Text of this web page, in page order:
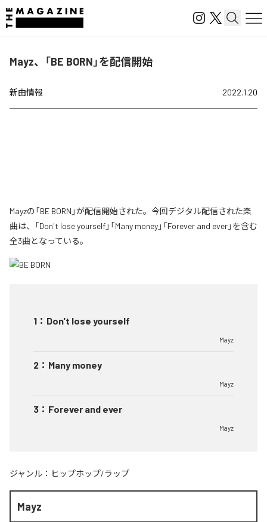
Mayz、「BE BORN」を配信開始
新曲情報 2022.1.20
Mayzの「BE BORN」が配信開始された。今回デジタル配信された楽
曲は、「Don't lose yourself」「Many money」「Forever and ever」を含む
全3曲となっている。
1 ： Don't lose yourself
Mayz
2 ： Many money
Mayz
3 ： Forever and ever
Mayz
ジャンル： ヒップホップ/ラップ
Mayz